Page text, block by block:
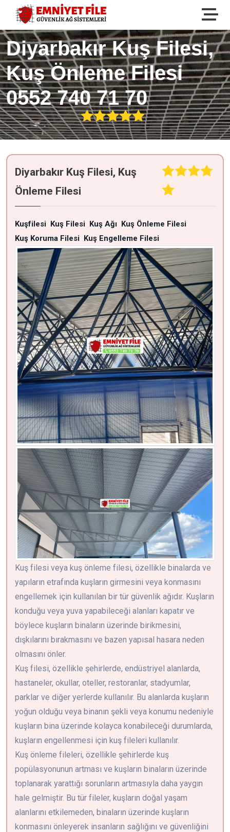
Diyarbakır Kuş Filesi,
Kuş Önleme Filesi
0552 740 71 70
Diyarbakır Kuş Filesi, Kuş
Önleme Filesi
Kuşfilesi Kuş Filesi Kuş Ağı Kuş Önleme Filesi
Kuş Koruma Filesi Kuş Engelleme Filesi
Kuş filesi veya kuş önleme filesi, özellikle binalarda ve
yapıların etrafında kuşların girmesini veya konmasını
engellemek için kullanılan bir tür güvenlik ağıdır. Kuşların
konduğu veya yuva yapabileceği alanları kapatır ve
böylece kuşların binaların üzerinde birikmesini,
dışkılarını bırakmasını ve bazen yapısal hasara neden
olmasını önler.
Kuş filesi, özellikle şehirlerde, endüstriyel alanlarda,
hastaneler, okullar, oteller, restoranlar, stadyumlar,
parklar ve diğer yerlerde kullanılır. Bu alanlarda kuşların
yoğun olduğu veya binanın şekli veya konumu nedeniyle
kuşların bina üzerinde kolayca konabileceği durumlarda,
kuşların engellenmesi için kuş fileleri kullanılır.
Kuş önleme fileleri, özellikle şehirlerde kuş
popülasyonunun artması ve kuşların binaların üzerinde
toplanarak yarattığı sorunların artmasıyla daha yaygın
hale gelmiştir. Bu tür fileler, kuşların doğal yaşam
alanlarını etkilemeden, binaların üzerinde kuşların
konmasını önleyerek insanların sağlığını ve güvenliğini